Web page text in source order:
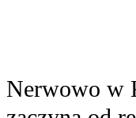
Nerwowo w